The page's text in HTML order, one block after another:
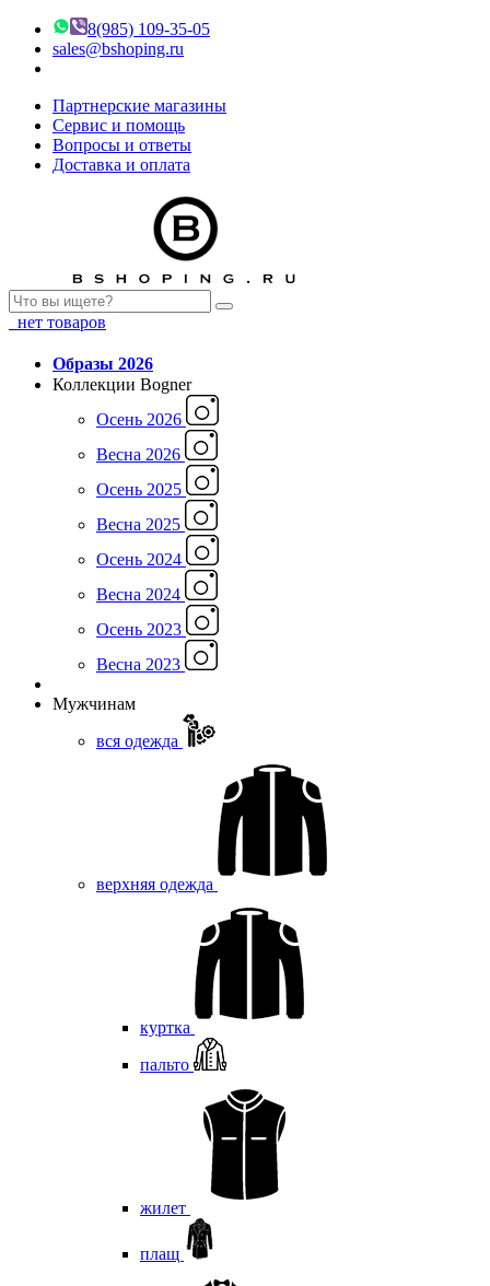
8(985) 109-35-05
sales@bshoping.ru
Партнерские магазины
Сервис и помощь
Вопросы и ответы
Доставка и оплата
нет товаров
Образы 2026
Коллекции Bogner
Осень 2026
Весна 2026
Осень 2025
Весна 2025
Осень 2024
Весна 2024
Осень 2023
Весна 2023
Мужчинам
вся одежда
верхняя одежда
куртка
пальто
жилет
плащ